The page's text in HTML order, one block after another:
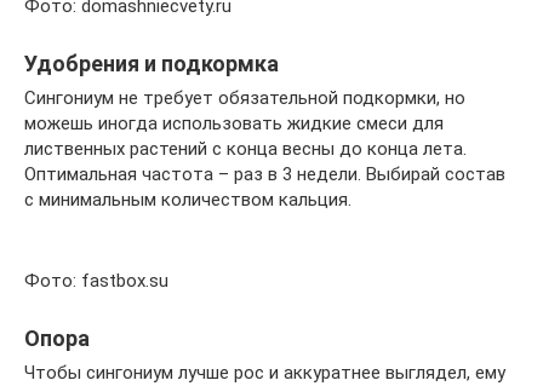
Фото: domashniecvety.ru
Удобрения и подкормка
Сингониум не требует обязательной подкормки, но
можешь иногда использовать жидкие смеси для
лиственных растений с конца весны до конца лета.
Оптимальная частота – раз в 3 недели. Выбирай состав
с минимальным количеством кальция.
Фото: fastbox.su
Опора
Чтобы сингониум лучше рос и аккуратнее выглядел, ему